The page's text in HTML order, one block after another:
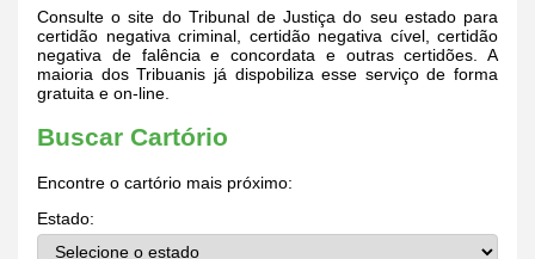
Consulte o site do Tribunal de Justiça do seu estado para
certidão negativa criminal, certidão negativa cível, certidão
negativa de falência e concordata e outras certidões. A
maioria dos Tribuanis já dispobiliza esse serviço de forma
gratuita e on-line.
Buscar Cartório
Encontre o cartório mais próximo:
Estado: